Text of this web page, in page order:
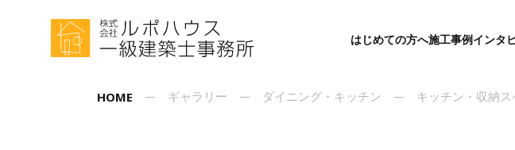
グ
バ
はじめての方へ施工事例インタ
HOME ギャラリー ダイニング・キッチン キッチン・収納